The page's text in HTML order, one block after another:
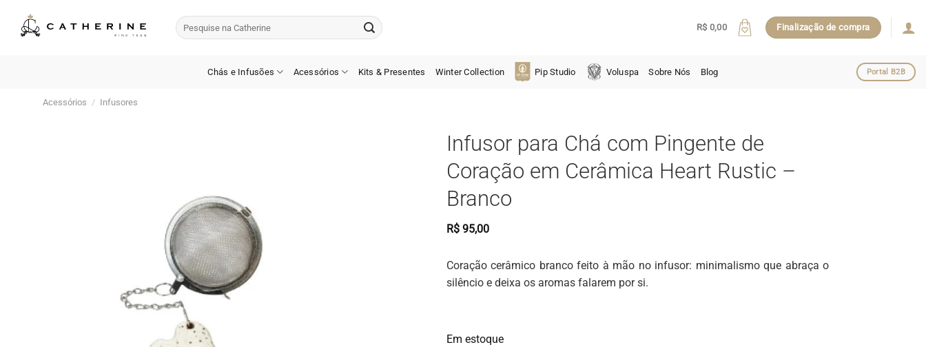
Pesquisar
por:
R$ 0,00 Finalização de compra
Chás e Infusões Acessórios Kits & Presentes Winter Collection Pip Studio Voluspa Sobre Nós Blog Portal B2B
Acessórios / Infusores
Infusor para Chá com Pingente de
Coração em Cerâmica Heart Rustic –
Branco
R$95,00
Coração cerâmico branco feito à mão no infusor: minimalismo que abraça o
silêncio e deixa os aromas falarem por si.
Em estoque